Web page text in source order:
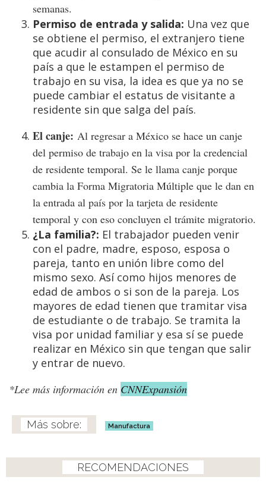
semanas.
Permiso de entrada y salida: Una vez que
se obtiene el permiso, el extranjero tiene
que acudir al consulado de México en su
país a que le estampen el permiso de
trabajo en su visa, la idea es que ya no se
puede cambiar el estatus de visitante a
residente sin que salga del país.
El canje: Al regresar a México se hace un canje
del permiso de trabajo en la visa por la credencial
de residente temporal. Se le llama canje porque
cambia la Forma Migratoria Múltiple que le dan en
la entrada al país por la tarjeta de residente
temporal y con eso concluyen el trámite migratorio.
¿La familia?: El trabajador pueden venir
con el padre, madre, esposo, esposa o
pareja, tanto en unión libre como del
mismo sexo. Así como hijos menores de
edad de ambos o si son de la pareja. Los
mayores de edad tienen que tramitar visa
de estudiante o de trabajo. Se tramita la
visa por unidad familiar y esa sí se puede
realizar en México sin que tengan que salir
y entrar de nuevo.
*Lee más información en CNNExpansión
Manufactura
RECOMENDACIONES